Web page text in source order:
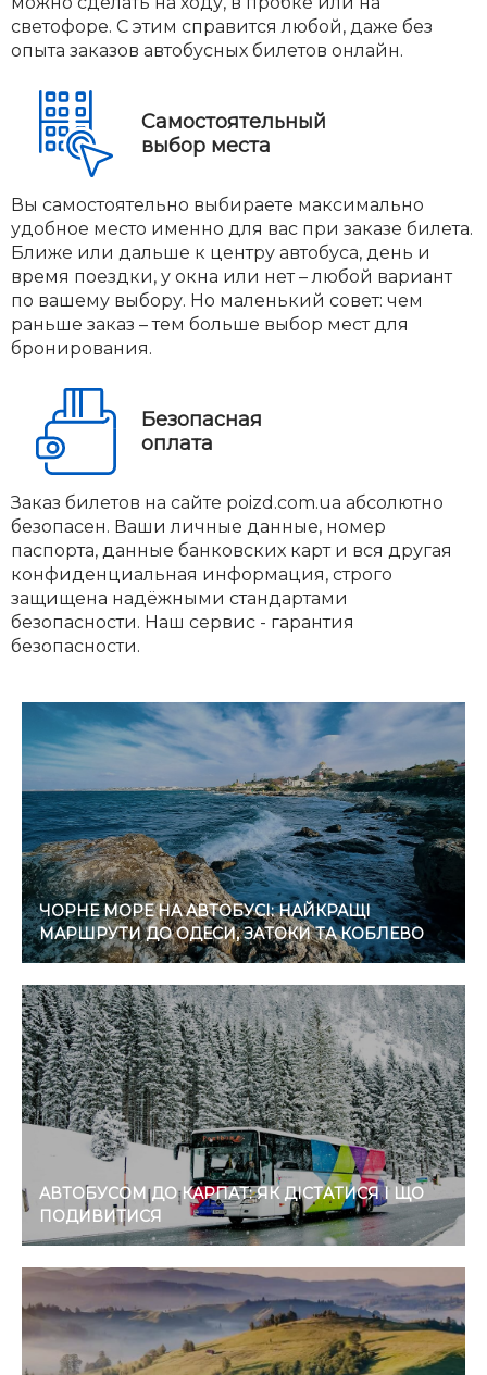
светофоре. С этим справится любой, даже без
опыта заказов автобусных билетов онлайн.
Самостоятельный
выбор места
Вы самостоятельно выбираете максимально
удобное место именно для вас при заказе билета.
Ближе или дальше к центру автобуса, день и
время поездки, у окна или нет – любой вариант
по вашему выбору. Но маленький совет: чем
раньше заказ – тем больше выбор мест для
бронирования.
Безопасная
оплата
Заказ билетов на сайте poizd.com.ua абсолютно
безопасен. Ваши личные данные, номер
паспорта, данные банковских карт и вся другая
конфиденциальная информация, строго
защищена надёжными стандартами
безопасности. Наш сервис - гарантия
безопасности.
ЧОРНЕ МОРЕ НА АВТОБУСІ: НАЙКРАЩІ
МАРШРУТИ ДО ОДЕСИ, ЗАТОКИ ТА КОБЛЕВО
АВТОБУСОМ ДО КАРПАТ: ЯК ДІСТАТИСЯ І ЩО
ПОДИВИТИСЯ